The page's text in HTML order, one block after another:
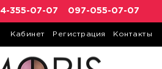
355-07-07 097-055-07-07
Кабинет Регистрация Контакты